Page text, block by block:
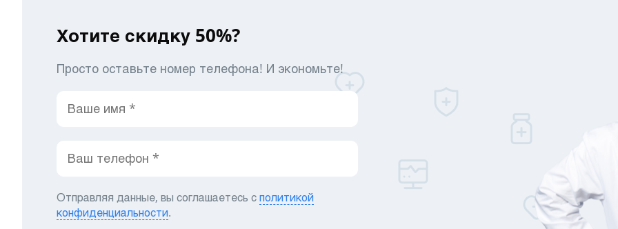
Хотите скидку 50%?
Просто оставьте номер телефона! И экономьте!
Отправляя данные, вы соглашаетесь с политикой
конфиденциальности.